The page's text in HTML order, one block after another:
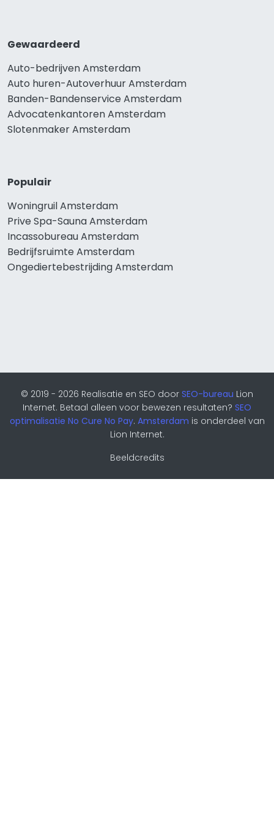
Gewaardeerd
Auto-bedrijven Amsterdam
Auto huren-Autoverhuur Amsterdam
Banden-Bandenservice Amsterdam
Advocatenkantoren Amsterdam
Slotenmaker Amsterdam
Populair
Woningruil Amsterdam
Prive Spa-Sauna Amsterdam
Incassobureau Amsterdam
Bedrijfsruimte Amsterdam
Ongediertebestrijding Amsterdam
© 2019 - 2026 Realisatie en SEO door SEO-bureau Lion
Internet. Betaal alleen voor bewezen resultaten? SEO
optimalisatie No Cure No Pay. Amsterdam is onderdeel van
Lion Internet.
Beeldcredits